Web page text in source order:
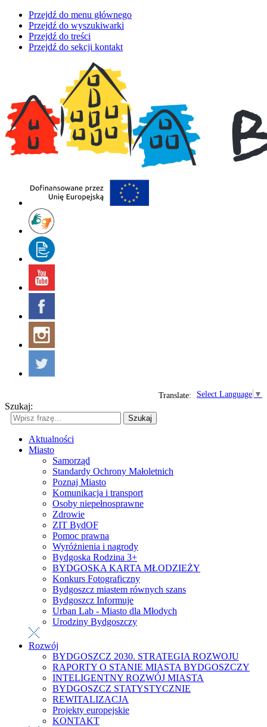
Przejdź do menu głównego
Przejdź do wyszukiwarki
Przejdź do treści
Przejdź do sekcji kontakt
Select Language ▼
Translate:
Szukaj:
Szukaj
Aktualności
Miasto
Samorząd
Standardy Ochrony Małoletnich
Poznaj Miasto
Komunikacja i transport
Osoby niepełnosprawne
Zdrowie
ZIT BydOF
Pomoc prawna
Wyróżnienia i nagrody
Bydgoska Rodzina 3+
BYDGOSKA KARTA MŁODZIEŻY
Konkurs Fotograficzny
Bydgoszcz miastem równych szans
Bydgoszcz Informuje
Urban Lab - Miasto dla Młodych
Urodziny Bydgoszczy
Rozwój
BYDGOSZCZ 2030. STRATEGIA ROZWOJU
RAPORTY O STANIE MIASTA BYDGOSZCZY
INTELIGENTNY ROZWÓJ MIASTA
BYDGOSZCZ STATYSTYCZNIE
REWITALIZACJA
Projekty europejskie
KONTAKT